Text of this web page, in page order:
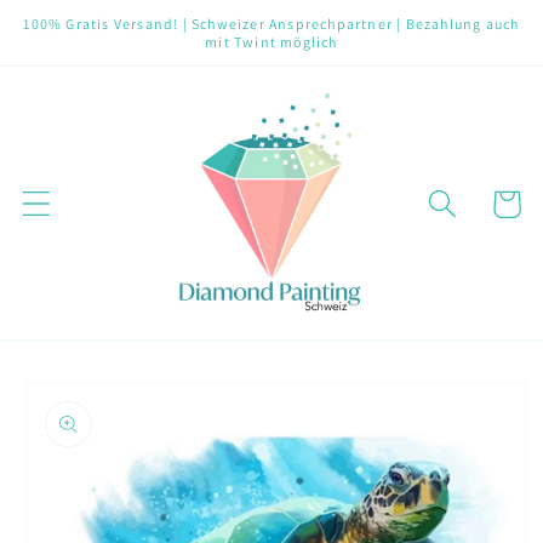
zum
100% Gratis Versand! | Schweizer Ansprechpartner | Bezahlung auch
mit Twint möglich